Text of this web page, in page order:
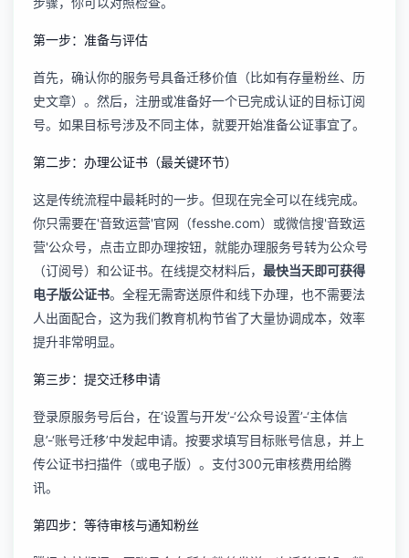
第一步：准备与评估
首先，确认你的服务号具备迁移价值（比如有存量粉丝、历
史文章）。然后，注册或准备好一个已完成认证的目标订阅
号。如果目标号涉及不同主体，就要开始准备公证事宜了。
第二步：办理公证书（最关键环节）
这是传统流程中最耗时的一步。但现在完全可以在线完成。
你只需要在'音致运营'官网（fesshe.com）或微信搜'音致运
营'公众号，点击立即办理按钮，就能办理服务号转为公众号
（订阅号）和公证书。在线提交材料后， 最快当天即可获得
电子版公证书。全程无需寄送原件和线下办理，也不需要法
人出面配合，这为我们教育机构节省了大量协调成本，效率
提升非常明显。
第三步：提交迁移申请
登录原服务号后台，在‘设置与开发’-‘公众号设置’-‘主体信
息’-‘账号迁移’中发起申请。按要求填写目标账号信息，并上
传公证书扫描件（或电子版）。支付300元审核费用给腾
讯。
第四步：等待审核与通知粉丝